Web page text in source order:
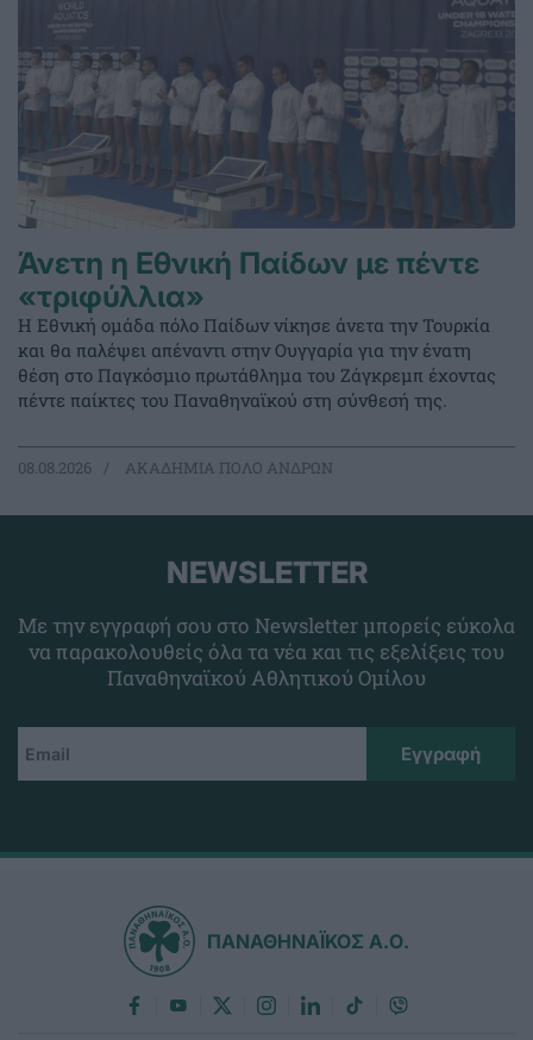
Άνετη η Εθνική Παίδων με πέντε
«τριφύλλια»
Η Εθνική ομάδα πόλο Παίδων νίκησε άνετα την Τουρκία
και θα παλέψει απέναντι στην Ουγγαρία για την ένατη
θέση στο Παγκόσμιο πρωτάθλημα του Ζάγκρεμπ έχοντας
πέντε παίκτες του Παναθηναϊκού στη σύνθεσή της.
08.08.2026 ΑΚΑΔΗΜΙΑ ΠΟΛΟ ΑΝΔΡΩΝ
NEWSLETTER
Με την εγγραφή σου στο Newsletter μπορείς εύκολα
να παρακολουθείς όλα τα νέα και τις εξελίξεις του
Παναθηναϊκού Αθλητικού Ομίλου
ΠΑΝΑΘΗΝΑΪΚΟΣ Α.Ο.